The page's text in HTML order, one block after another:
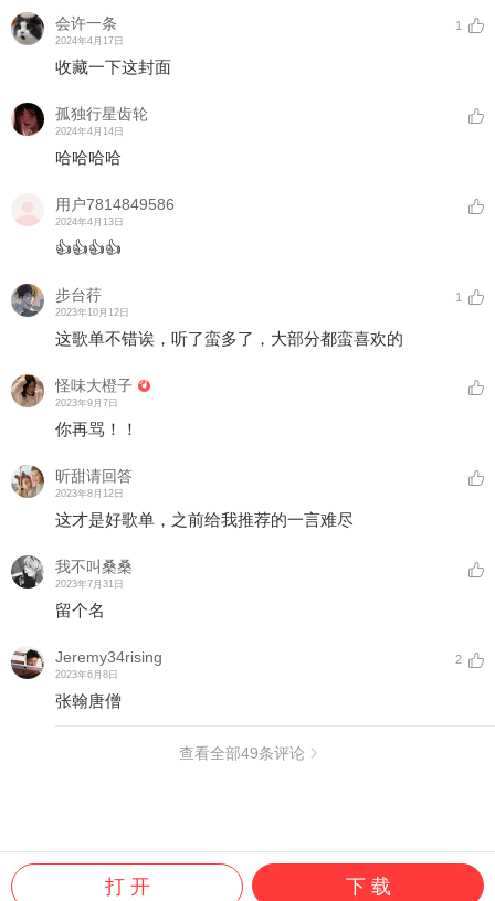
会许一条
2024年4月17日
1
收藏一下这封面
孤独行星齿轮
2024年4月14日
哈哈哈哈
用户7814849586
2024年4月13日
👍👍👍👍
步台荇
2023年10月12日
1
这歌单不错诶，听了蛮多了，大部分都蛮喜欢的
怪味大橙子
2023年9月7日
你再骂！！
昕甜请回答
2023年8月12日
这才是好歌单，之前给我推荐的一言难尽
我不叫桑桑
2023年7月31日
留个名
Jeremy34rising
2023年6月8日
2
张翰唐僧
查看全部49条评论
打 开 下 载